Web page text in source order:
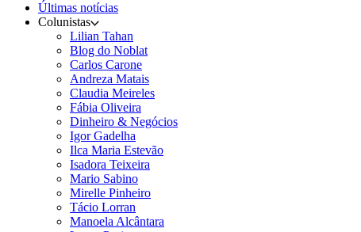
Últimas notícias
Colunistas
Lilian Tahan
Blog do Noblat
Carlos Carone
Andreza Matais
Claudia Meireles
Fábia Oliveira
Dinheiro & Negócios
Igor Gadelha
Ilca Maria Estevão
Isadora Teixeira
Mario Sabino
Mirelle Pinheiro
Tácio Lorran
Manoela Alcântara